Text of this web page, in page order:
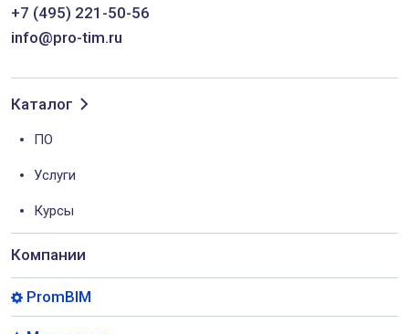
+7 (495) 221-50-56
info@pro-tim.ru
Каталог
ПО
Услуги
Курсы
Компании
PromBIM